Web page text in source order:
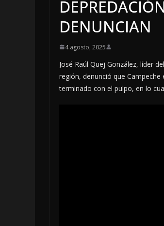
DENUNCIAN
4 agosto, 2025
José Raúl Quej González, líder
región, denunció que
terminado con el pulpo, en lo